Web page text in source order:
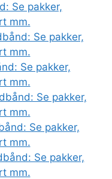
Se pakker,
mm.
Se pakker,
mm.
Se pakker,
mm.
Se pakker,
mm.
Se pakker,
mm.
Se pakker,
mm.